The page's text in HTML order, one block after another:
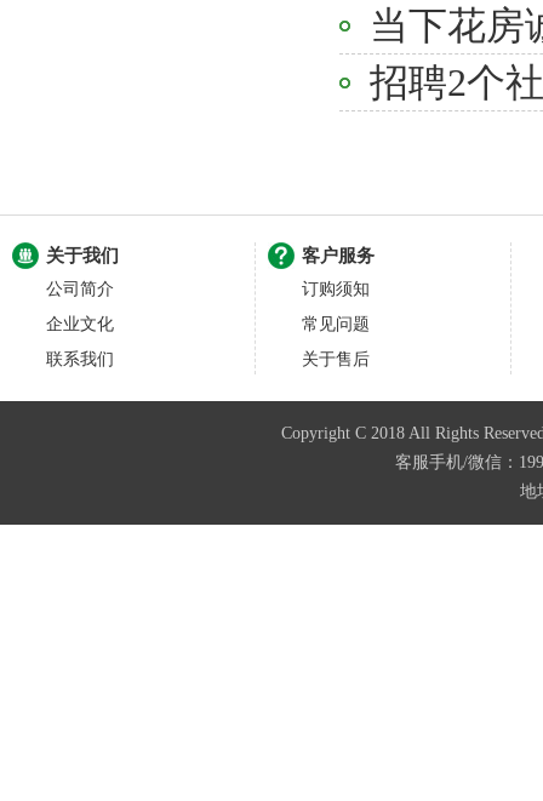
当下花房
招聘2个
关于我们
公司简介
企业文化
联系我们
客户服务
订购须知
常见问题
关于售后
Copyright C 2018 All Rights
客服手机/微信：
地